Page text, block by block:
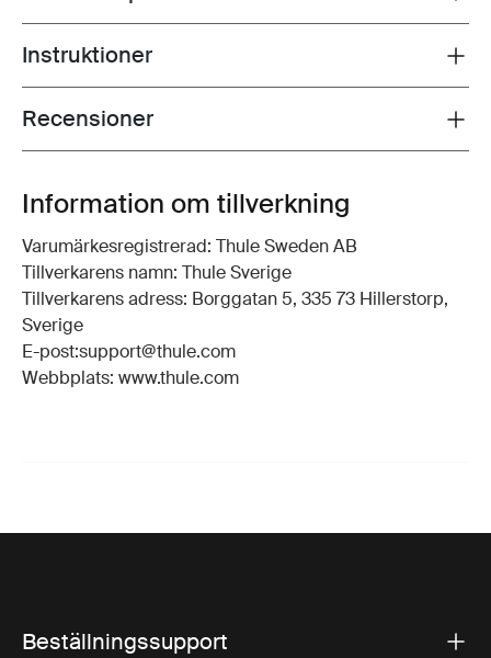
Toggle guides and instructions
Instruktioner
Toggle overview
Recensioner
Information om tillverkning
Varumärkesregistrerad: Thule Sweden AB
Tillverkarens namn: Thule Sverige
Tillverkarens adress: Borggatan 5, 335 73 Hillerstorp,
Sverige
E-post:support@thule.com
Webbplats: www.thule.com
Beställningssupport